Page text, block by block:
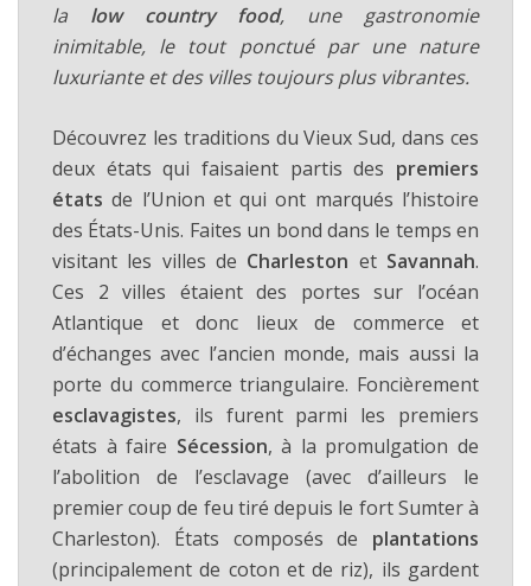
la low country food, une gastronomie
inimitable, le tout ponctué par une nature
luxuriante et des villes toujours plus vibrantes.
Découvrez les traditions du Vieux Sud, dans ces
deux états qui faisaient partis des premiers
états de l’Union et qui ont marqués l’histoire
des États-Unis. Faites un bond dans le temps en
visitant les villes de Charleston etSavannah.
Ces 2 villes étaient des portes sur l’océan
Atlantique et donc lieux de commerce et
d’échanges avec l’ancien monde, mais aussi la
porte du commerce triangulaire. Foncièrement
esclavagistes, ils furent parmi les premiers
états à faire Sécession, à la promulgation de
l’abolition de l’esclavage (avec d’ailleurs le
premier coup de feu tiré depuis le fort Sumter à
Charleston). États composés de plantations
(principalement de coton et de riz), ils gardent